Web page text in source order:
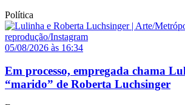
Política
05/08/2026 às 16:34
Em processo, empregada chama
“marido” de Roberta Luchsinger